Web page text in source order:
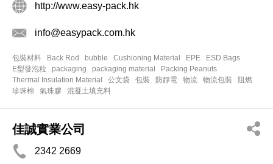
http://www.easy-pack.hk
info@easypack.com.hk
包裝材料 Back Rod bubble Cushioning Material EPE
ESD Bags
E型發泡粒
packaging packaging material
Packing Peanuts
Thermal Insulation Material
公文袋 包裝 防靜電 物流 物流包裝
阻燃
珍珠棉
氣珠膠 混凝土填充料
佳誠實業公司
2342 2669